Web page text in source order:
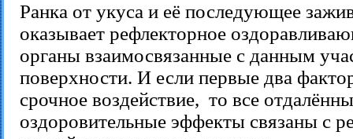
Ранка от укуса и её последующее
оказывает рефлекторное
органы взаимосвязанные с данным
поверхности. И если первые два
срочное воздействие, то все
оздоровительные эффекты связаны с